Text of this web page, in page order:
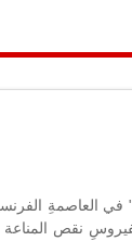
العاصمةِ
نقص المناعة